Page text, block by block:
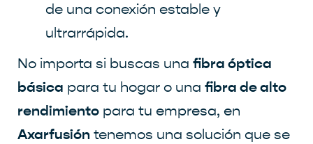
de una conexión estable y
ultrarrápida.
No importa si buscas una fibra óptica
básica para tu hogar o una fibra de alto
rendimiento para tu empresa, en
Axarfusión tenemos una solución que se